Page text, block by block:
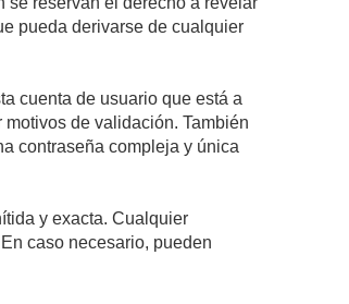
pueda derivarse de cualquier
cuenta de usuario que está a
de validación. También
contraseña compleja y única
y exacta. Cualquier
caso necesario, pueden